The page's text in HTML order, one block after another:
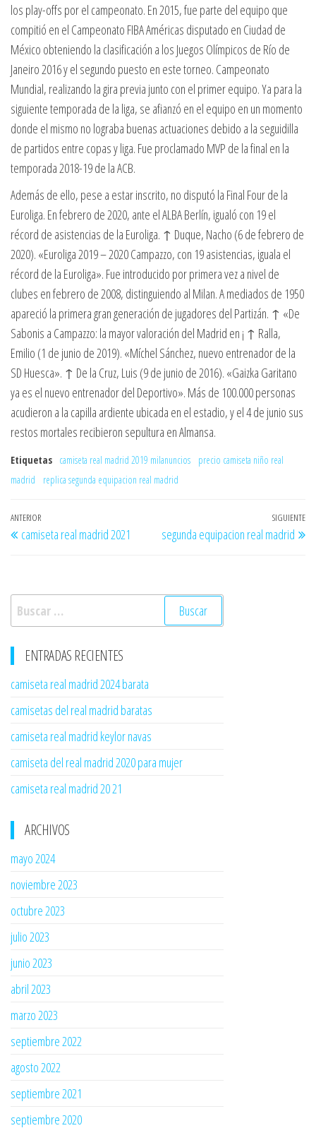
los play-offs por el campeonato. En 2015, fue parte del equipo que
compitió en el Campeonato FIBA Américas disputado en Ciudad de
México obteniendo la clasificación a los Juegos Olímpicos de Río de
Janeiro 2016 y el segundo puesto en este torneo. Campeonato
Mundial, realizando la gira previa junto con el primer equipo. Ya para la
siguiente temporada de la liga, se afianzó en el equipo en un momento
donde el mismo no lograba buenas actuaciones debido a la seguidilla
de partidos entre copas y liga. Fue proclamado MVP de la final en la
temporada 2018-19 de la ACB.
Además de ello, pese a estar inscrito, no disputó la Final Four de la
Euroliga. En febrero de 2020, ante el ALBA Berlín, igualó con 19 el
récord de asistencias de la Euroliga. ↑ Duque, Nacho (6 de febrero de
2020). «Euroliga 2019 – 2020 Campazzo, con 19 asistencias, iguala el
récord de la Euroliga». Fue introducido por primera vez a nivel de
clubes en febrero de 2008, distinguiendo al Milan. A mediados de 1950
apareció la primera gran generación de jugadores del Partizán. ↑ «De
Sabonis a Campazzo: la mayor valoración del Madrid en ¡ ↑ Ralla,
Emilio (1 de junio de 2019). «Míchel Sánchez, nuevo entrenador de la
SD Huesca». ↑ De la Cruz, Luis (9 de junio de 2016). «Gaizka Garitano
ya es el nuevo entrenador del Deportivo». Más de 100.000 personas
acudieron a la capilla ardiente ubicada en el estadio, y el 4 de junio sus
restos mortales recibieron sepultura en Almansa.
Etiquetas camiseta real madrid 2019 milanuncios
precio camiseta niño real
madrid
replica segunda equipacion real madrid
Navegación
de
Entrada
anterior
ANTERIOR
camiseta real madrid 2021
SIGUIENTE
segunda equipacion real madrid
Buscar:
ENTRADAS RECIENTES
camiseta real madrid 2024 barata
camisetas del real madrid baratas
camiseta real madrid keylor navas
camiseta del real madrid 2020 para mujer
camiseta real madrid 20 21
ARCHIVOS
mayo 2024
noviembre 2023
octubre 2023
julio 2023
junio 2023
abril 2023
marzo 2023
septiembre 2022
agosto 2022
septiembre 2021
septiembre 2020